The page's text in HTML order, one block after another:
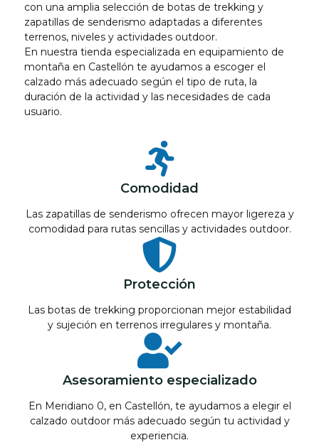
con una amplia selección de botas de trekking y
zapatillas de senderismo adaptadas a diferentes
terrenos, niveles y actividades outdoor.
En nuestra tienda especializada en equipamiento de
montaña en Castellón te ayudamos a escoger el
calzado más adecuado según el tipo de ruta, la
duración de la actividad y las necesidades de cada
usuario.
Comodidad
Las zapatillas de senderismo ofrecen mayor ligereza y
comodidad para rutas sencillas y actividades outdoor.
Protección
Las botas de trekking proporcionan mejor estabilidad
y sujeción en terrenos irregulares y montaña.
Asesoramiento especializado
En Meridiano 0, en Castellón, te ayudamos a elegir el
calzado outdoor más adecuado según tu actividad y
experiencia.